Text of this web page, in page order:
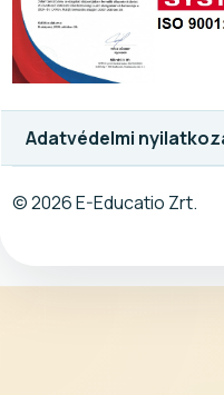
Adatvédelmi
© 2026 E-Educatio Zrt.